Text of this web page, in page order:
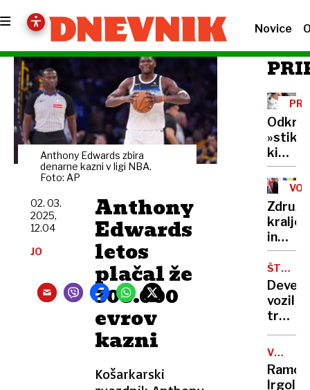
Novice
Anthony Edwards zbira
denarne kazni v ligi NBA.
Foto: AP
Anthony
Edwards
letos
plačal že
308.000
evrov
kazni
Košarkarski
02. 03.
2025,
12.04
JO
Odkrili
ki
lahko
rakave
celice
vrne
v
zdravo
stanje
in
načrt
za
Devet
vozil
trčilo
v
mostu
Irgolič: